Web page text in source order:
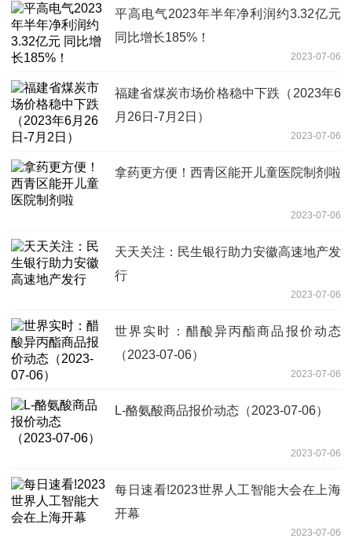
平高电气2023年半年净利润约3.32亿元
同比增长185%！
2023-07-06
福建省煤炭市场价格稳中下跌（2023年6
月26日-7月2日）
2023-07-06
拿药更方便！西青区能开儿童医院制剂啦
2023-07-06
天天关注：民生银行助力安徽高速地产发
行
2023-07-06
世界实时：醋酸异丙酯商品报价动态
（2023-07-06）
2023-07-06
L-酪氨酸商品报价动态（2023-07-06）
2023-07-06
每日速看!2023世界人工智能大会在上海
开幕
2023-07-06